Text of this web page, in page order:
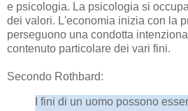
e psicologia. La psicologia si
dei valori. L'economia inizia con la
perseguono una condotta
contenuto particolare dei vari fini.
Secondo Rothbard:
I fini di un uomo possono